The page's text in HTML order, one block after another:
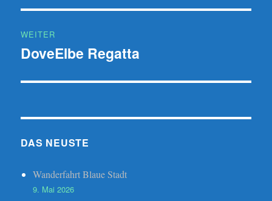
WEITER
Nächster
DoveElbe Regatta
DAS NEUSTE
Wanderfahrt Blaue Stadt
9. Mai 2026